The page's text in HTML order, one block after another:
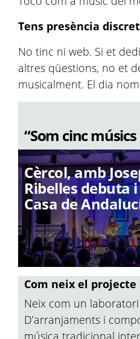
Tens presència
No tinc ni web. Si et
altres qüestions, no et
musicalment. El dia
“Som cinc
Cèrcol, amb
Ribelles debuta
Casa de
Com neix el projecte
Neix com un laboratori
D’arranjaments i
música tradicional